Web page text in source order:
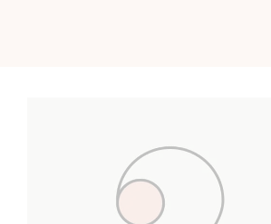
clínica, a mi súper cirujano, y todo
gracias: La chica de las piernas